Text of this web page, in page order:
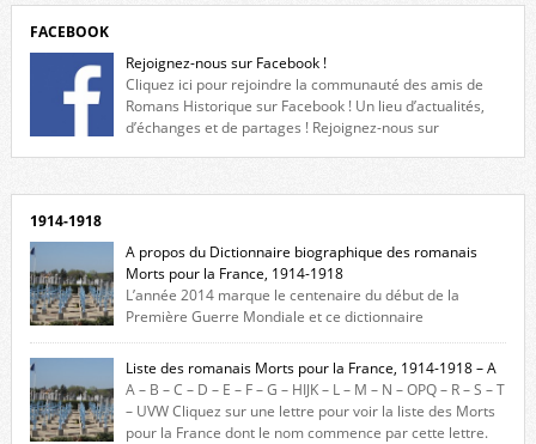
FACEBOOK
Rejoignez-nous sur Facebook !
Cliquez ici pour rejoindre la communauté des amis de
Romans Historique sur Facebook ! Un lieu d’actualités,
d’échanges et de partages ! Rejoignez-nous sur
1914-1918
A propos du Dictionnaire biographique des romanais
Morts pour la France, 1914-1918
L’année 2014 marque le centenaire du début de la
Première Guerre Mondiale et ce dictionnaire
biographique veut rendre hommage aux romanais Morts pour la
France durant ce conflit. La base de cette recherche historique est
constituée des noms gravés sur les plaques commémoratives de
l’Hôtel de Ville, du lycée du Dauphiné et du lycée Triboulet, […]
Liste des romanais Morts pour la France, 1914-1918 – A
A – B – C – D – E – F – G – HIJK – L – M – N – OPQ – R – S – T
– UVW Cliquez sur une lettre pour voir la liste des Morts
pour la France dont le nom commence par cette lettre.